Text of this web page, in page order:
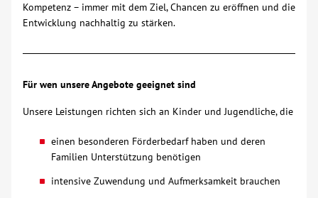
Kompetenz – immer mit dem Ziel, Chancen zu eröffnen und die
Entwicklung nachhaltig zu stärken.
Für wen unsere Angebote geeignet sind
Unsere Leistungen richten sich an Kinder und Jugendliche, die
einen besonderen Förderbedarf haben und deren
Familien Unterstützung benötigen
intensive Zuwendung und Aufmerksamkeit brauchen